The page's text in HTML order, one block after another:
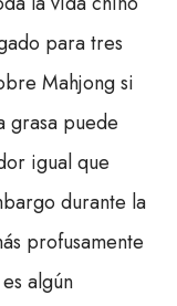
para tres
Mahjong si
grasa puede
igual que
durante la
profusamente
algún